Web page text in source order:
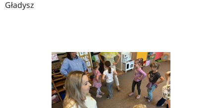
Gładysz